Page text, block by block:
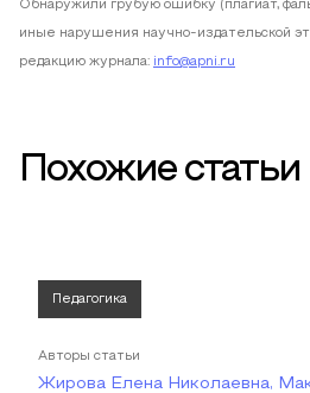
Обнаружили грубую ошибку (плагиат,
иные нарушения научно-издательской
редакцию журнала: info@apni.ru
Похожие статьи
Педагогика
Авторы статьи
Жирова Елена Николаевна,